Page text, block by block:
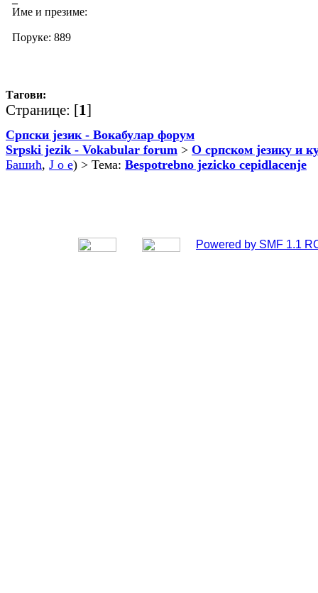
Име и презиме:
Поруке: 889
Тагови:
Странице: [1]
Српски језик - Вокабулар форум
Srpski jezik - Vokabular forum > О српском језику и
Башић, J o e) > Тема: Bespotrebno jezicko cepidlacenje
Powered by SMF 1.1